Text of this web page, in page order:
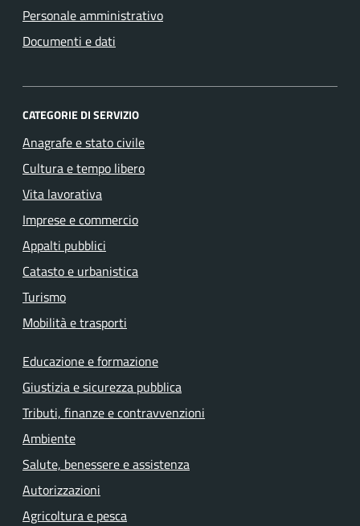
Personale amministrativo
Documenti e dati
CATEGORIE DI SERVIZIO
Anagrafe e stato civile
Cultura e tempo libero
Vita lavorativa
Imprese e commercio
Appalti pubblici
Catasto e urbanistica
Turismo
Mobilità e trasporti
Educazione e formazione
Giustizia e sicurezza pubblica
Tributi, finanze e contravvenzioni
Ambiente
Salute, benessere e assistenza
Autorizzazioni
Agricoltura e pesca